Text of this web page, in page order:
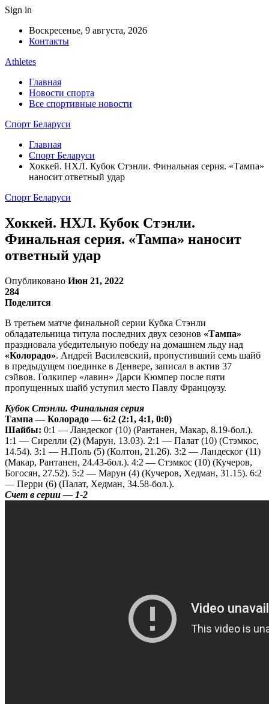
Sign in
Воскресенье, 9 августа, 2026
Контакты
Athletes
Главная
Новости спорта
Все спортивные новости
Спорт Беларуси
Главная
Спорт Беларуси
Хоккей. НХЛ. Кубок Стэнли. Финальная серия. «Тампа»
наносит ответный удар
Спорт Беларуси
Хоккей. НХЛ. Кубок Стэнли.
Финальная серия. «Тампа» наносит
ответный удар
Опубликовано Июн 21, 2022
284
Поделится
В третьем матче финальной серии Кубка Стэнли
обладательница титула последних двух сезонов «Тампа»
праздновала убедительную победу на домашнем льду над
«Колорадо». Андрей Василевский, пропустивший семь шайб
в предыдущем поединке в Денвере, записал в актив 37
сэйвов. Голкипер «лавин» Дарси Кюмпер после пяти
пропущенных шайб уступил место Павлу Францоузу.
Кубок Стэнли. Финальная серия
Тампа — Колорадо — 6:2 (2:1, 4:1, 0:0)
Шайбы: 0:1 — Ландеског (10) (Рантанен, Макар, 8.19-бол.).
1:1 — Сирелли (2) (Марун, 13.03). 2:1 — Палат (10) (Стэмкос,
14.54). 3:1 — Н.Поль (5) (Колтон, 21.26). 3:2 — Ландеског (11)
(Макар, Рантанен, 24.43-бол.). 4:2 — Стэмкос (10) (Кучеров,
Богосян, 27.52). 5:2 — Марун (4) (Кучеров, Хедман, 31.15). 6:2
— Перри (6) (Палат, Хедман, 34.58-бол.).
Счет в серии — 1-2